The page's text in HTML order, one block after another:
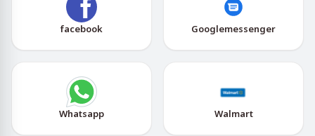
facebook Googlemessenger
Whatsapp Walmart